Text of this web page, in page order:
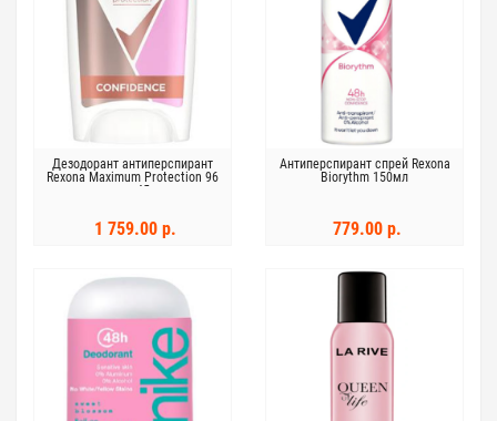
Дезодорант антиперспирант
Rexona Maximum Protection 96
часов 45мл
1 759.00 р.
Aнтиперспирант спрей Rexona
Biorythm 150мл
779.00 р.